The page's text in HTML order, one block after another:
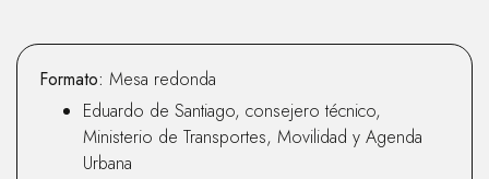
Formato: Mesa redonda
Eduardo de Santiago, consejero técnico,
Ministerio de Transportes, Movilidad y Agenda
Urbana